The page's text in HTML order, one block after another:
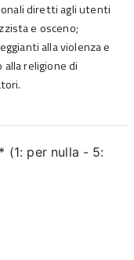
diretti agli utenti
e osceno;
alla violenza e
religione di
(1: per nulla - 5: